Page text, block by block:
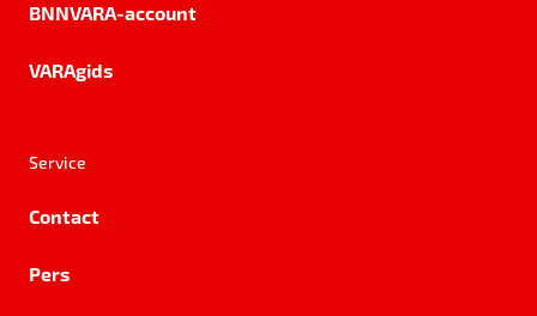
BNNVARA-account
VARAgids
Service
Contact
Pers